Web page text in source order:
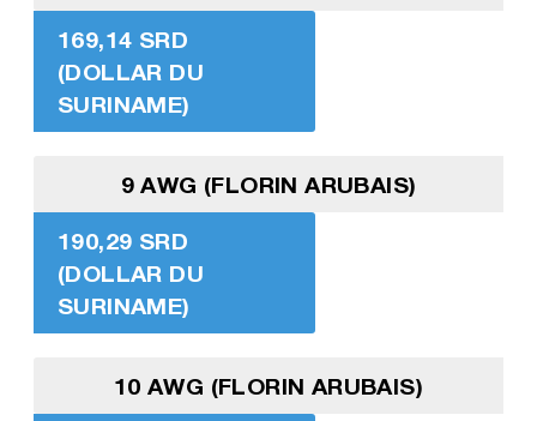
169,14 SRD
(DOLLAR DU
SURINAME)
9 AWG (FLORIN ARUBAIS)
190,29 SRD
(DOLLAR DU
SURINAME)
10 AWG (FLORIN ARUBAIS)